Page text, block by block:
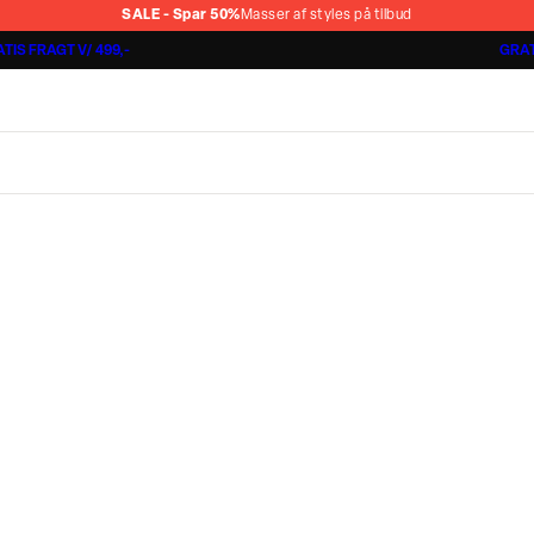
SALE - Spar 50% Masser af styles på tilbud
FRAGT V/ 499,-
Cashmere Touch Pants
Lindbergh